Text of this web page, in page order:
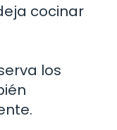
cocinar
los